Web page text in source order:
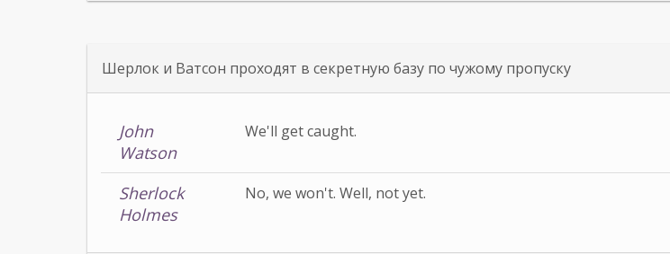
Шерлок и Ватсон проходят в секретную базу по чужому пропуску
John
Watson
We'll get caught.
Sherlock
Holmes
No, we won't. Well, not yet.